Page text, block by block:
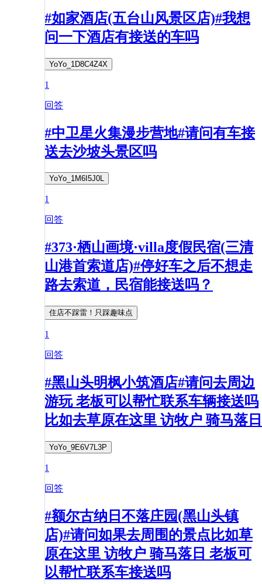
#如家酒店(五台山风景区店)#我想
问一下酒店有接送的车吗
YoYo_1D8C4Z4X
1
回答
#中卫星火集漫步营地#请问有车接
送去沙坡头景区吗
YoYo_1M6I5J0L
1
回答
#373·栖山画境·villa度假民宿(三清
山港首索道店)#停好车之后不想走
路去索道，民宿能接送吗？
住店不踩雷！只踩趣味点
1
回答
#黑山头明枫小筑酒店#请问去周边
游玩 老板可以帮忙联系车辆接送吗
比如去草原在这里 访牧户 骑马落日
YoYo_9E6V7L3P
1
回答
#额尔古纳日不落庄园(黑山头镇
店)#请问如果去周围的景点比如草
原在这里 访牧户 骑马落日 老板可
以帮忙联系车接送吗